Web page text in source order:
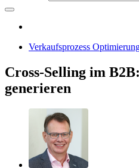
Verkaufsprozess
Cross-Selling im
generieren